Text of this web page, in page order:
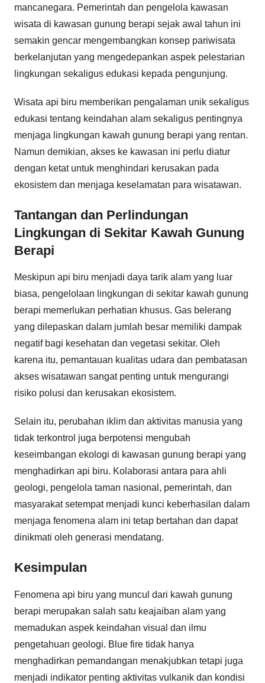
mancanegara. Pemerintah dan pengelola kawasan
wisata di kawasan gunung berapi sejak awal tahun ini
semakin gencar mengembangkan konsep pariwisata
berkelanjutan yang mengedepankan aspek pelestarian
lingkungan sekaligus edukasi kepada pengunjung.
Wisata api biru memberikan pengalaman unik sekaligus
edukasi tentang keindahan alam sekaligus pentingnya
menjaga lingkungan kawah gunung berapi yang rentan.
Namun demikian, akses ke kawasan ini perlu diatur
dengan ketat untuk menghindari kerusakan pada
ekosistem dan menjaga keselamatan para wisatawan.
Tantangan dan Perlindungan
Lingkungan di Sekitar Kawah Gunung
Berapi
Meskipun api biru menjadi daya tarik alam yang luar
biasa, pengelolaan lingkungan di sekitar kawah gunung
berapi memerlukan perhatian khusus. Gas belerang
yang dilepaskan dalam jumlah besar memiliki dampak
negatif bagi kesehatan dan vegetasi sekitar. Oleh
karena itu, pemantauan kualitas udara dan pembatasan
akses wisatawan sangat penting untuk mengurangi
risiko polusi dan kerusakan ekosistem.
Selain itu, perubahan iklim dan aktivitas manusia yang
tidak terkontrol juga berpotensi mengubah
keseimbangan ekologi di kawasan gunung berapi yang
menghadirkan api biru. Kolaborasi antara para ahli
geologi, pengelola taman nasional, pemerintah, dan
masyarakat setempat menjadi kunci keberhasilan dalam
menjaga fenomena alam ini tetap bertahan dan dapat
dinikmati oleh generasi mendatang.
Kesimpulan
Fenomena api biru yang muncul dari kawah gunung
berapi merupakan salah satu keajaiban alam yang
memadukan aspek keindahan visual dan ilmu
pengetahuan geologi. Blue fire tidak hanya
menghadirkan pemandangan menakjubkan tetapi juga
menjadi indikator penting aktivitas vulkanik dan kondisi